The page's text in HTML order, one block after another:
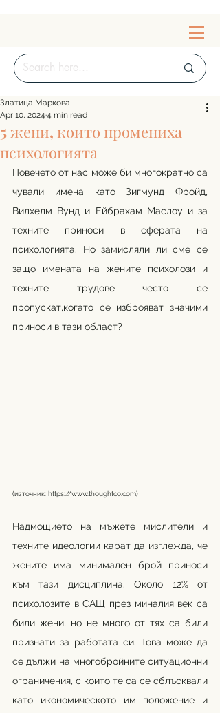
5 жени, които промениха
психологията
Златица Маркова
Apr 10, 2024 4 min read
Повечето от нас може би многократно са
чували имена като Зигмунд Фройд,
Вилхелм Вунд и Ейбрахам Маслоу и за
техните приноси в сферата на
психологията. Но замисляли ли сме се
защо имената на жените психолози и
техните трудове често се
пропускат,когато се изброяват значими
приноси в тази област?
(източник: https://www.thoughtco.com)
Надмощието на мъжете мислители и
техните идеологии карат да изглежда, че
жените има минимален брой приноси
към тази дисциплина. Около 12% от
психолозите в САЩ през миналия век са
били жени, но не много от тях са били
признати за работата си. Това може да
се дължи на многобройните ситуационни
ограничения, с които те са се сблъсквали
като икономическото им положение и